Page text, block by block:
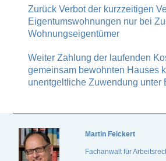
Zurück Verbot der kurzzeitigen
Eigentumswohnungen nur bei
Wohnungseigentümer
Weiter Zahlung der laufenden
gemeinsam bewohnten Hauses
unentgeltliche Zuwendung unter
Martin Feickert
Fachanwalt für